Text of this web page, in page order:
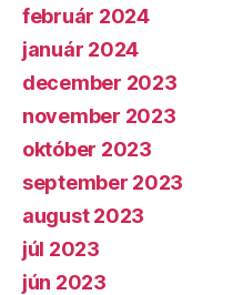
február 2024
január 2024
december 2023
november 2023
október 2023
september 2023
august 2023
júl 2023
jún 2023